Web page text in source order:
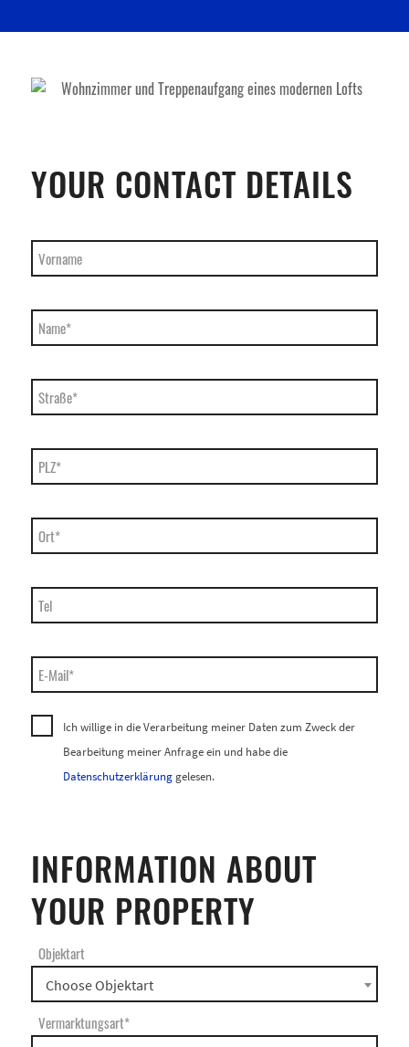
YOUR CONTACT DETAILS
Vorname
Name*
Straße*
PLZ*
Ort*
Tel
E-Mail*
Ich willige in die Verarbeitung meiner Daten zum Zweck der
Bearbeitung meiner Anfrage ein und habe die
Datenschutzerklärunggelesen.
INFORMATION ABOUT
YOUR PROPERTY
Choose Objektart
Objektart
Vermarktungsart*